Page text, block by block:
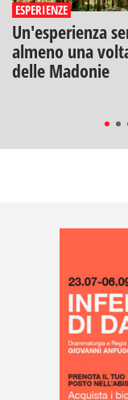
ESPERIENZE
Un'esperienza
almeno una
delle Madonie